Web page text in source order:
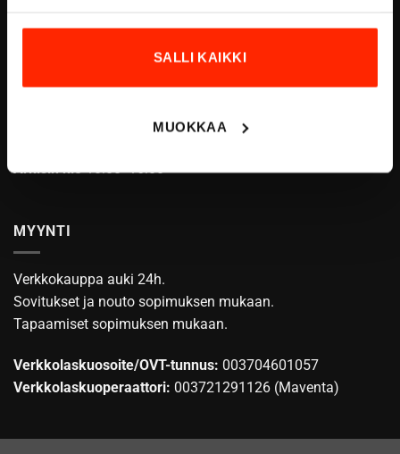
SALLI KAIKKI
MUOKKAA
Arkisin klo10:00 -16:00
MYYNTI
Verkkokauppa auki 24h.
Sovitukset ja nouto sopimuksen mukaan.
Tapaamiset sopimuksen mukaan.
Verkkolaskuosoite/OVT-tunnus: 003704601057
Verkkolaskuoperaattori: 003721291126 (Maventa)